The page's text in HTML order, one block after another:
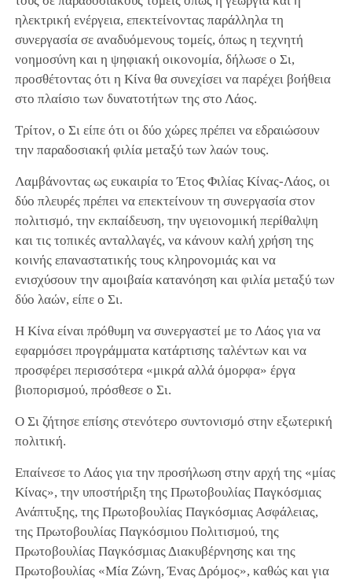
ηλεκτρική ενέργεια, επεκτείνοντας παράλληλα τη
συνεργασία σε αναδυόμενους τομείς, όπως η τεχνητή
νοημοσύνη και η ψηφιακή οικονομία, δήλωσε ο Σι,
προσθέτοντας ότι η Κίνα θα συνεχίσει να παρέχει βοήθεια
στο πλαίσιο των δυνατοτήτων της στο Λάος.
Τρίτον, ο Σι είπε ότι οι δύο χώρες πρέπει να εδραιώσουν
την παραδοσιακή φιλία μεταξύ των λαών τους.
Λαμβάνοντας ως ευκαιρία το Έτος Φιλίας Κίνας-Λάος, οι
δύο πλευρές πρέπει να επεκτείνουν τη συνεργασία στον
πολιτισμό, την εκπαίδευση, την υγειονομική περίθαλψη
και τις τοπικές ανταλλαγές, να κάνουν καλή χρήση της
κοινής επαναστατικής τους κληρονομιάς και να
ενισχύσουν την αμοιβαία κατανόηση και φιλία μεταξύ των
δύο λαών, είπε ο Σι.
Η Κίνα είναι πρόθυμη να συνεργαστεί με το Λάος για να
εφαρμόσει προγράμματα κατάρτισης ταλέντων και να
προσφέρει περισσότερα «μικρά αλλά όμορφα» έργα
βιοπορισμού, πρόσθεσε ο Σι.
Ο Σι ζήτησε επίσης στενότερο συντονισμό στην εξωτερική
πολιτική.
Επαίνεσε το Λάος για την προσήλωση στην αρχή της «μίας
Κίνας», την υποστήριξη της Πρωτοβουλίας Παγκόσμιας
Ανάπτυξης, της Πρωτοβουλίας Παγκόσμιας Ασφάλειας,
της Πρωτοβουλίας Παγκόσμιου Πολιτισμού, της
Πρωτοβουλίας Παγκόσμιας Διακυβέρνησης και της
Πρωτοβουλίας «Μία Ζώνη, Ένας Δρόμος», καθώς και για